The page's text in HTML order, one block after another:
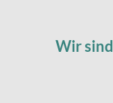
Wir sind